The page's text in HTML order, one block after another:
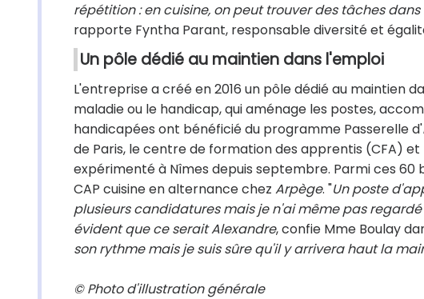
répétition : en cuisine, on peut trouver des tâches
rapporte Fyntha Parant, responsable diversité et
Un pôle dédié au maintien dans l'emploi
L'entreprise a créé en 2016 un pôle dédié au maintien
maladie ou le handicap, qui aménage les postes,
handicapées ont bénéficié du programme Passerelle d'
de Paris, le centre de formation des apprentis (CFA)
expérimenté à Nîmes depuis septembre. Parmi ces 60
CAP cuisine en alternance chez Arpège. "Un poste
plusieurs candidatures mais je n'ai même pas
évident que ce serait Alexandre, confie Mme Boulay
son rythme mais je suis sûre qu'il y arrivera haut la
© Photo d'illustration générale